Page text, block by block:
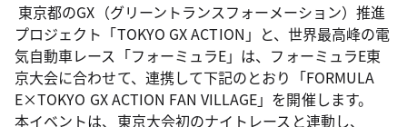
東京都のGX（グリーントランスフォーメーション）推進
プロジェクト「TOKYO GX ACTION」と、世界最高峰の電
気自動車レース「フォーミュラE」は、フォーミュラE東
京大会に合わせて、連携して下記のとおり「FORMULA
E×TOKYO GX ACTION FAN VILLAGE」を開催します。
本イベントは、東京大会初のナイトレースと連動し、